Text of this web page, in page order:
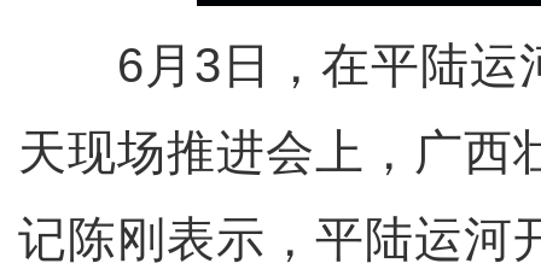
6月3日，在平陆运
天现场推进会上，广西
记陈刚表示，平陆运河